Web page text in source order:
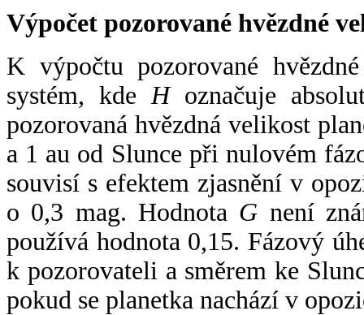
Výpočet pozorované hvězdné
K výpočtu pozorované
systém, kde Hoznačuje
pozorovaná hvězdná velikost
a 1 au od Slunce při nulovém
souvisí s efektem zjasnění v
o 0,3 mag. Hodnota G není
používá hodnota 0,15. Fázový
k pozorovateli a směrem ke
pokud se planetka nachází v